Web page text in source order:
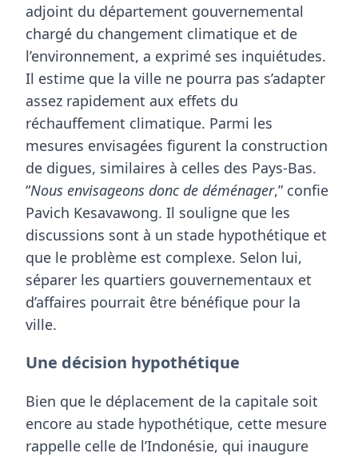
adjoint du département gouvernemental
chargé du changement climatique et de
l’environnement, a exprimé ses inquiétudes.
Il estime que la ville ne pourra pas s’adapter
assez rapidement aux effets du
réchauffement climatique. Parmi les
mesures envisagées figurent la construction
de digues, similaires à celles des Pays-Bas.
“Nous envisageons donc de déménager,” confie
Pavich Kesavawong. Il souligne que les
discussions sont à un stade hypothétique et
que le problème est complexe. Selon lui,
séparer les quartiers gouvernementaux et
d’affaires pourrait être bénéfique pour la
ville.
Une décision hypothétique
Bien que le déplacement de la capitale soit
encore au stade hypothétique, cette mesure
rappelle celle de l’Indonésie, qui inaugure